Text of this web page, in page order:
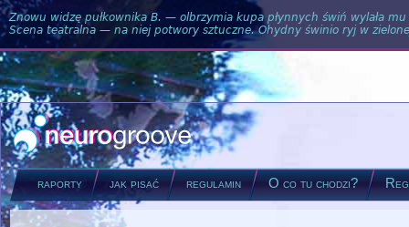
Znowu widzę pułkownika B. — olbrzymia kupa płynnych świń wylała
Scena teatralna — na niej potwory sztuczne. Ohydny świnio ryj w
raporty jak pisać regulamin O co tu chodzi?